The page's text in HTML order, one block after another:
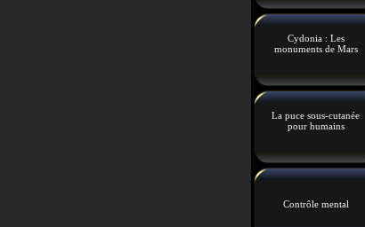
Cydonia : Les
monuments de Mars
La puce sous-cutanée
pour humains
Contrôle mental